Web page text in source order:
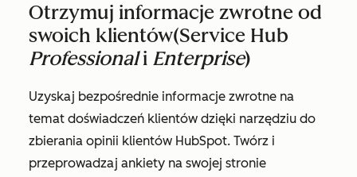
Otrzymuj informacje zwrotne od
swoich klientów(Service Hub
Professionali Enterprise)
Uzyskaj bezpośrednie informacje zwrotne na
temat doświadczeń klientów dzięki narzędziu do
zbierania opinii klientów HubSpot. Twórz i
przeprowadzaj ankiety na swojej stronie